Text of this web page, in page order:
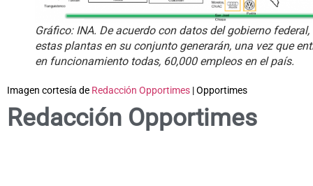
Gráfico: INA. De acuerdo con datos del gobierno federal,
estas plantas en su conjunto generarán, una vez que
en funcionamiento todas, 60,000 empleos en el país.
Imagen cortesía de Redacción Opportimes | Opportimes
Redacción Opportimes